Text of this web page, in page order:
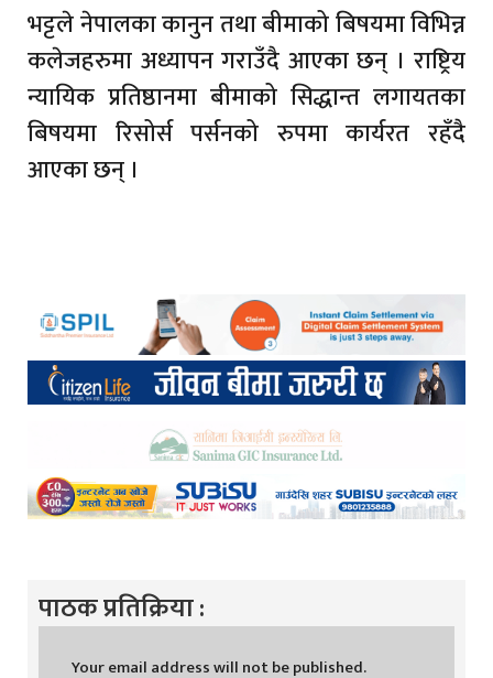
भट्टले नेपालका कानुन तथा बीमाको बिषयमा विभिन्न
कलेजहरुमा अध्यापन गराउँदै आएका छन् । राष्ट्रिय
न्यायिक प्रतिष्ठानमा बीमाको सिद्धान्त लगायतका
बिषयमा रिसोर्स पर्सनको रुपमा कार्यरत रहँदै
आएका छन् ।
पाठक प्रतिक्रिया :
Your email address will not be published.